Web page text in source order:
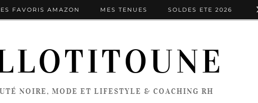
NOIRE, MODE ET LIFESTYLE & COACHING RH
FAVORIS AMAZON MES TENUES SOLDES ETE 2026